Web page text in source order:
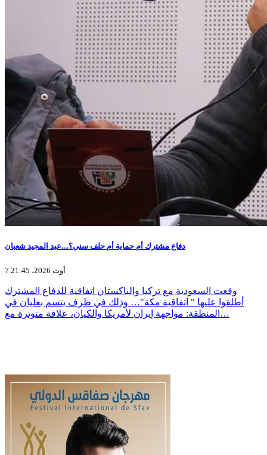
دفاع مشترك أم حماية أم حلف سني؟....عبد المجيد شعبان
7 أوت 2026، 21:45
وقعت السعودية مع تركيا والباكستان اتفاقية للدفاع المشترك
أطلقوا عليها " اتفاقية مكة"… وذلك في ظرف يتسم بغليان في
المنطقة: مواجهة إيران لأمريكا والكيان، علاقة متوترة مع…